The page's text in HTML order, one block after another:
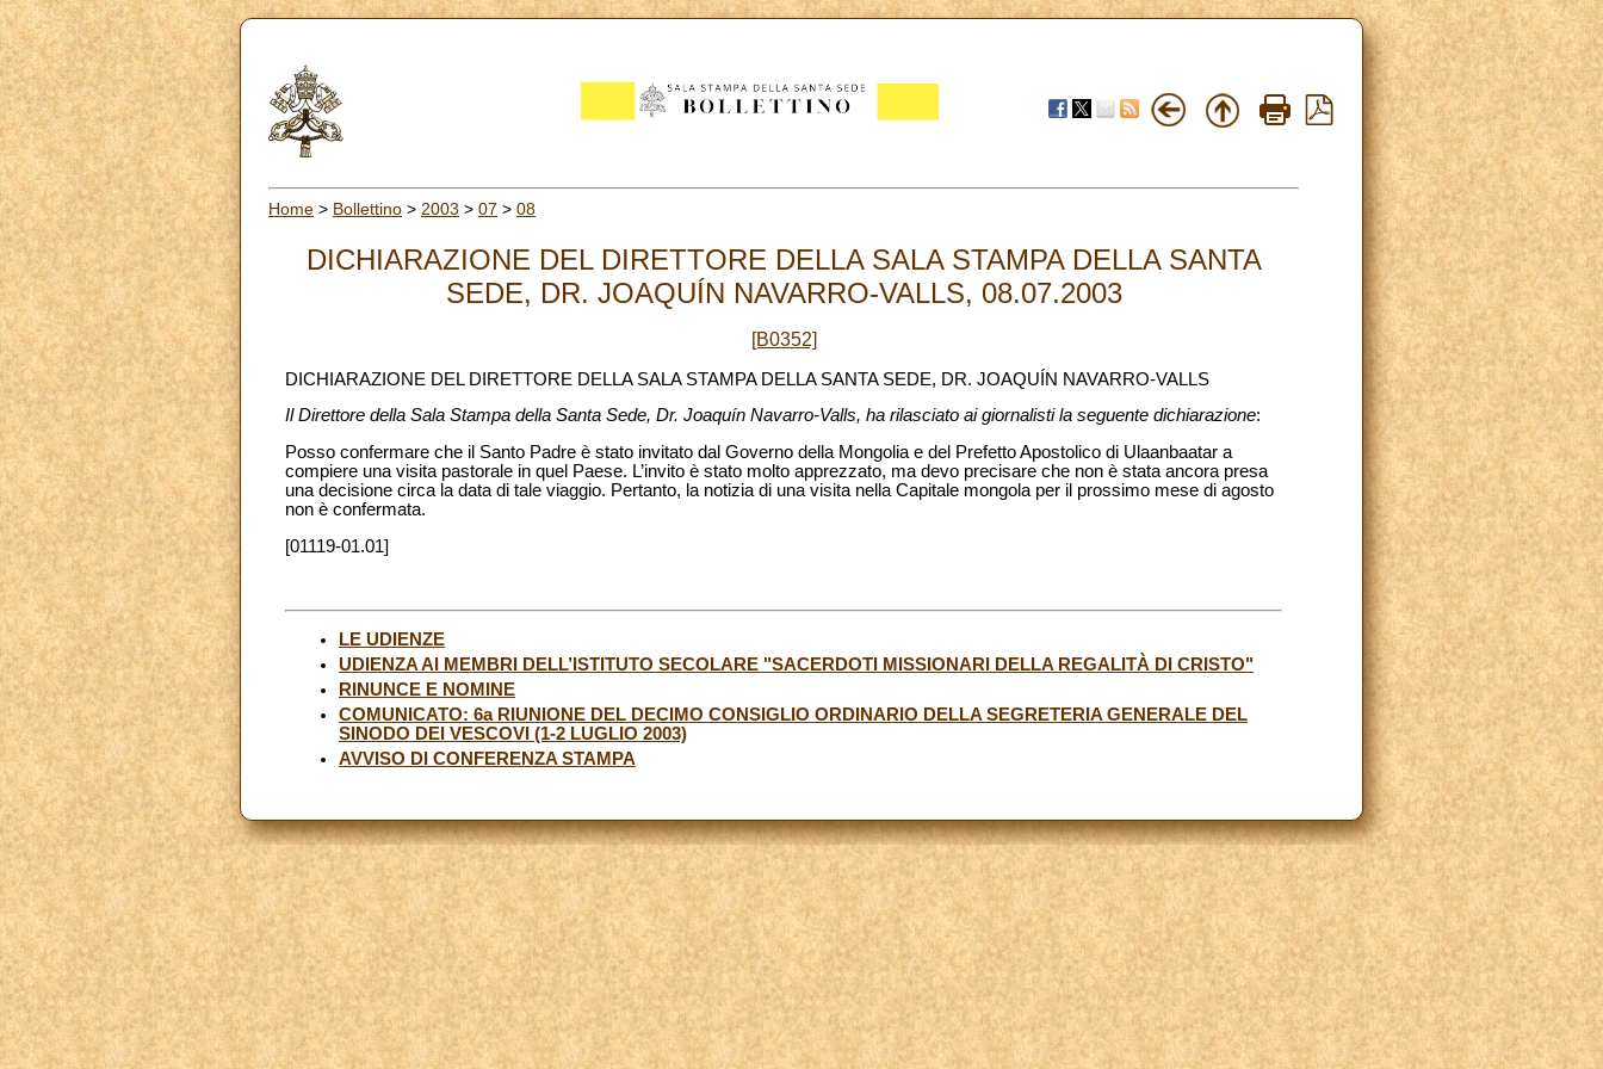
Home > Bollettino > 2003 > 07 > 08
DICHIARAZIONE DEL DIRETTORE DELLA SALA STAMPA DELLA SANTA
SEDE, DR. JOAQUÍN NAVARRO-VALLS, 08.07.2003
[B0352]
DICHIARAZIONE DEL DIRETTORE DELLA SALA STAMPA DELLA SANTA SEDE, DR. JOAQUÍN NAVARRO-VALLS
Il Direttore della Sala Stampa della Santa Sede, Dr. Joaquín Navarro-Valls, ha rilasciato ai giornalisti la seguente dichiarazione:
Posso confermare che il Santo Padre è stato invitato dal Governo della Mongolia e del Prefetto Apostolico di Ulaanbaatar a
compiere una visita pastorale in quel Paese. L’invito è stato molto apprezzato, ma devo precisare che non è stata ancora presa
una decisione circa la data di tale viaggio. Pertanto, la notizia di una visita nella Capitale mongola per il prossimo mese di agosto
non è confermata.
[01119-01.01]
LE UDIENZE
UDIENZA AI MEMBRI DELL’ISTITUTO SECOLARE "SACERDOTI MISSIONARI DELLA REGALITÀ DI CRISTO"
RINUNCE E NOMINE
COMUNICATO: 6a RIUNIONE DEL DECIMO CONSIGLIO ORDINARIO DELLA SEGRETERIA GENERALE DEL
SINODO DEI VESCOVI (1-2 LUGLIO 2003)
AVVISO DI CONFERENZA STAMPA